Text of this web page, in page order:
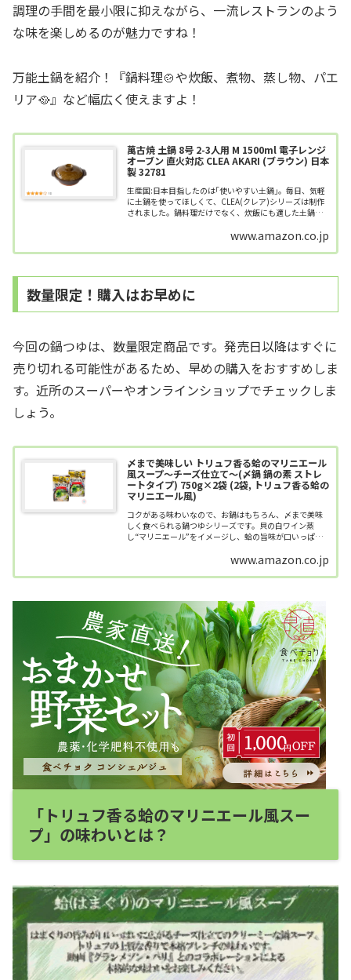
調理の手間を最小限に抑えながら、一流レストランのよう
な味を楽しめるのが魅力ですね！
万能土鍋を紹介！『鍋料理🍲や炊飯、煮物、蒸し物、パエ
リア🥘』など幅広く使えますよ！
萬古焼 土鍋 8号 2-3人用 M 1500ml 電子レンジ
オーブン 直火対応 CLEA AKARI (ブラウン) 日本
製 32781
生産国:日本目指したのは｢使いやすい土鍋｣。毎日、気軽
に土鍋を使ってほしくて、CLEA(クレア)シリーズは制作
されました。鍋料理だけでなく、炊飯にも適した土鍋。
びた形状で、調理中の熱まわりや...www.amazon.co.jp
数量限定！購入はお早めに
今回の鍋つゆは、数量限定商品です。発売日以降はすぐに
売り切れる可能性があるため、早めの購入をおすすめしま
す。近所のスーパーやオンラインショップでチェックしま
しょう。
〆まで美味しい トリュフ香る蛤のマリニエール
風スープ～チーズ仕立て～(〆鍋 鍋の素 ストレ
ートタイプ) 750g×2袋 (2袋, トリュフ香る蛤の
マリニエール風)
コクがある味わいなので、お鍋はもちろん、〆まで美味
しく食べられる鍋つゆシリーズです。貝の白ワイン蒸
し“マリニエール”をイメージし、蛤の旨味が口いっぱい
ました。トリュフの上質な香りで本格フレン...
www.amazon.co.jp
「トリュフ香る蛤のマリニエール風スー
プ」の味わいとは？